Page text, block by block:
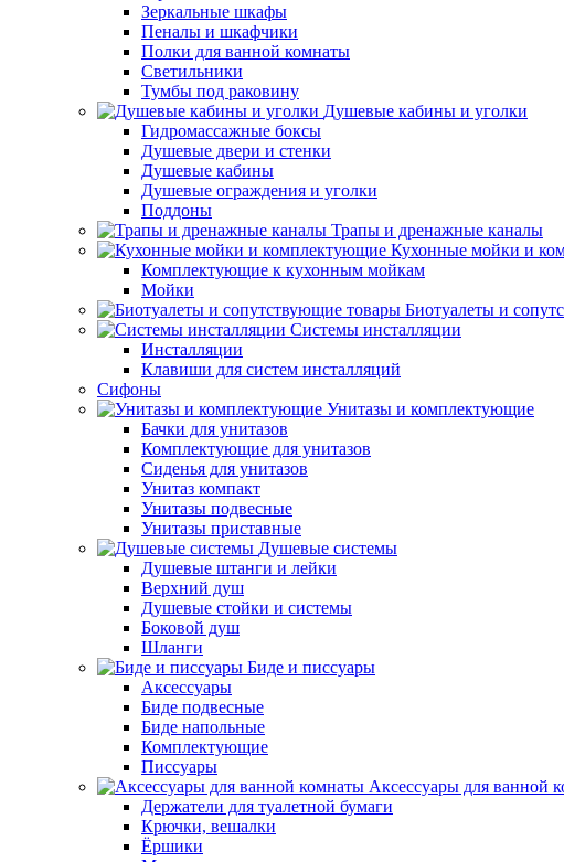
Зеркальные шкафы
Пеналы и шкафчики
Полки для ванной комнаты
Светильники
Тумбы под раковину
Душевые кабины и уголки
Гидромассажные боксы
Душевые двери и стенки
Душевые кабины
Душевые ограждения и уголки
Поддоны
Трапы и дренажные каналы
Кухонные мойки и
Комплектующие к кухонным мойкам
Мойки
Биотуалеты и
Системы инсталляции
Инсталляции
Клавиши для систем инсталляций
Сифоны
Унитазы и комплектующие
Бачки для унитазов
Комплектующие для унитазов
Сиденья для унитазов
Унитаз компакт
Унитазы подвесные
Унитазы приставные
Душевые системы
Душевые штанги и лейки
Верхний душ
Душевые стойки и системы
Боковой душ
Шланги
Биде и писсуары
Аксессуары
Биде подвесные
Биде напольные
Комплектующие
Писсуары
Аксессуары для ванной
Держатели для туалетной бумаги
Крючки, вешалки
Ёршики